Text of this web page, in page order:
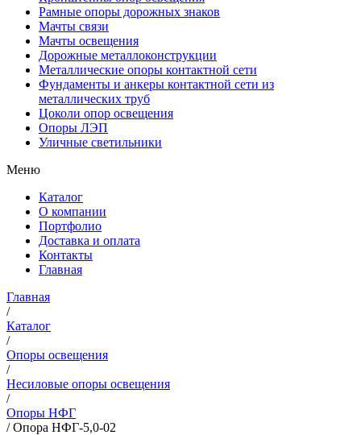
Рамные опоры дорожных знаков
Мачты связи
Мачты освещения
Дорожные металлоконструкции
Металлические опоры контактной сети
Фундаменты и анкеры контактной сети из
металлических труб
Цоколи опор освещения
Опоры ЛЭП
Уличные светильники
Меню
Каталог
О компании
Портфолио
Доставка и оплата
Контакты
Главная
Главная
/
Каталог
/
Опоры освещения
/
Несиловые опоры освещения
/
Опоры НФГ
/Опора НФГ-5,0-02